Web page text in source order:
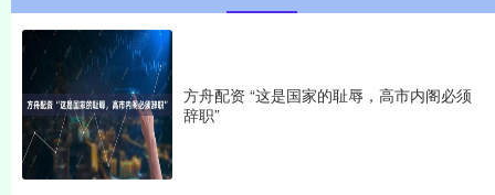
方舟配资 “这是国家的耻辱，高市内阁必须
辞职”